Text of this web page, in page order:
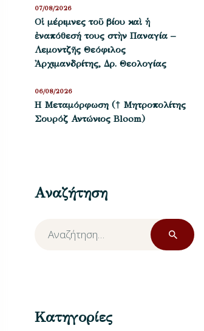
Οἱ μέριμνες τοῦ βίου καὶ ἡ
ἐναπόθεσή τους στὴν Παναγία –
Λεμοντζῆς Θεόφιλος
Ἀρχιμανδρίτης, Δρ. Θεολογίας
07/08/2026
Η Μεταμόρφωση († Μητροπολίτης
Σουρόζ Αντώνιος Bloom)
06/08/2026
Αναζήτηση
Αναζήτηση
για:
Κατηγορίες